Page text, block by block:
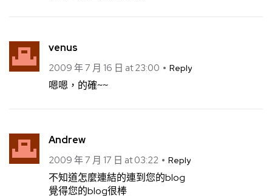
venus
2009 年 7 月 16 日 at 23:00 Reply
嗯嗯，的確~~
Andrew
2009 年 7 月 17 日 at 03:22 Reply
不知道怎麼連結的連到您的blog
覺得您的blog很棒